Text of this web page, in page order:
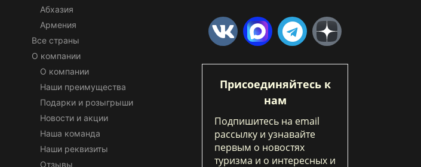
Абхазия
Армения
Все страны
О компании
О компании
Наши преимущества
Подарки и розыгрыши
Новости и акции
Наша команда
Наши реквизиты
Отзывы
Присоединяйтесь к
нам
Подпишитесь на email
рассылку и узнавайте
первым о новостях
туризма и о интересных и